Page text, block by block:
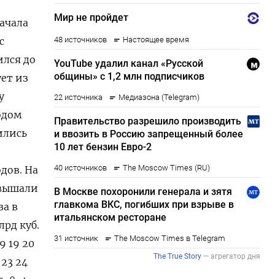
до
из
На
в
куб.
19 20
24